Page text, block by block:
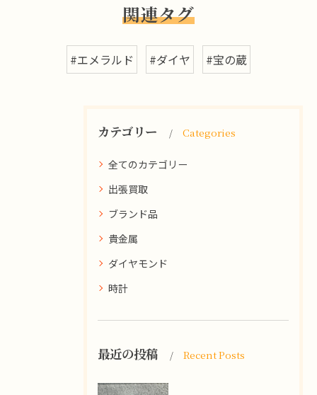
関連タグ
#エメラルド #ダイヤ #宝の蔵
カテゴリー Categories
全てのカテゴリー
出張買取
ブランド品
貴金属
ダイヤモンド
時計
最近の投稿 Recent Posts